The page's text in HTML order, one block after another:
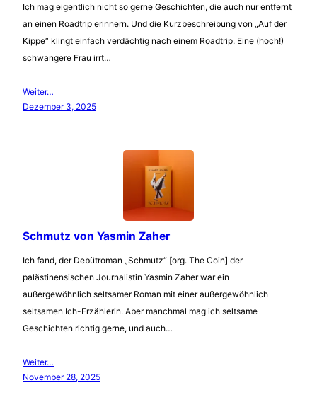
Ich mag eigentlich nicht so gerne Geschichten, die auch nur entfernt
an einen Roadtrip erinnern. Und die Kurzbeschreibung von „Auf der
Kippe“ klingt einfach verdächtig nach einem Roadtrip. Eine (hoch!)
schwangere Frau irrt…
Weiter…
Dezember 3, 2025
Schmutz von Yasmin Zaher
Ich fand, der Debütroman „Schmutz“ [org. The Coin] der
palästinensischen Journalistin Yasmin Zaher war ein
außergewöhnlich seltsamer Roman mit einer außergewöhnlich
seltsamen Ich-Erzählerin. Aber manchmal mag ich seltsame
Geschichten richtig gerne, und auch…
Weiter…
November 28, 2025